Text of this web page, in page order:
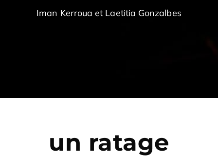
Iman Kerroua et Laetitia Gonzalbes
un ratage